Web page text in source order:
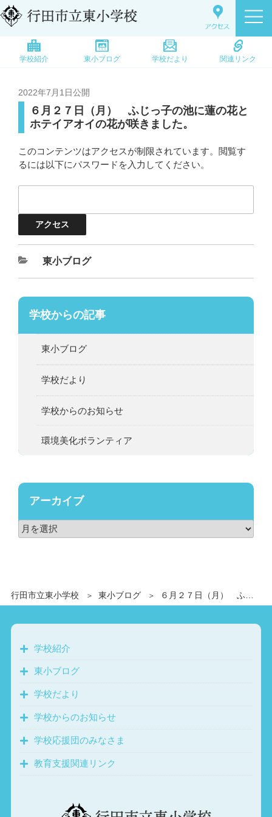
学校紹介 東小ブログ 学校だより 関連リンク
行田市立東小学校 東小ブログ ６月２７日（月） ふじっ子の池に蓮の花とホテイアオイの花が咲きました。
2022年7月1日公開
６月２７日（月） ふじっ子の池に蓮の花と
ホテイアオイの花が咲きました。
このコンテンツはアクセスが制限されています。閲覧す
るには以下にパスワードを入力してください。
東小ブログ
学校からの記事
東小ブログ
学校だより
学校からのお知らせ
環境美化ボランティア
アーカイブ
学校紹介
東小ブログ
学校だより
学校からのお知らせ
学校応援団のみなさま
教育支援関連リンク